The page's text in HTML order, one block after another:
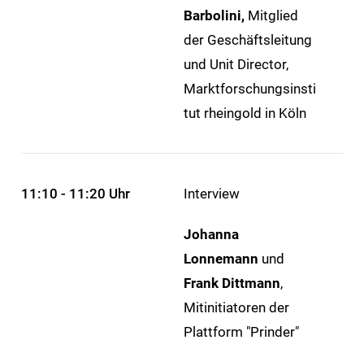
Barbolini, Mitglied
der Geschäftsleitung
und Unit Director,
Marktforschungsinsti
tut rheingold in Köln
11:10 - 11:20 Uhr Interview
Johanna
Lonnemann und
Frank Dittmann,
Mitinitiatoren der
Plattform "Prinder"